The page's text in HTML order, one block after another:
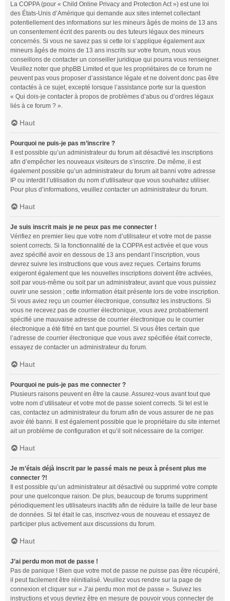
La COPPA (pour « Child Online Privacy and Protection Act ») est une loi
des États-Unis d’Amérique qui demande aux sites internet collectant
potentiellement des informations sur les mineurs âgés de moins de 13 ans
un consentement écrit des parents ou des tuteurs légaux des mineurs
concernés. Si vous ne savez pas si cette loi s’applique également aux
mineurs âgés de moins de 13 ans inscrits sur votre forum, nous vous
conseillons de contacter un conseiller juridique qui pourra vous renseigner.
Veuillez noter que phpBB Limited et que les propriétaires de ce forum ne
peuvent pas vous proposer d’assistance légale et ne doivent donc pas être
contactés à ce sujet, excepté lorsque l’assistance porte sur la question
« Qui dois-je contacter à propos de problèmes d’abus ou d’ordres légaux
liés à ce forum ? ».
Haut
Pourquoi ne puis-je pas m’inscrire ?
Il est possible qu’un administrateur du forum ait désactivé les inscriptions
afin d’empêcher les nouveaux visiteurs de s’inscrire. De même, il est
également possible qu’un administrateur du forum ait banni votre adresse
IP ou interdit l’utilisation du nom d’utilisateur que vous souhaitez utiliser.
Pour plus d’informations, veuillez contacter un administrateur du forum.
Haut
Je suis inscrit mais je ne peux pas me connecter !
Vérifiez en premier lieu que votre nom d’utilisateur et votre mot de passe
soient corrects. Si la fonctionnalité de la COPPA est activée et que vous
avez spécifié avoir en dessous de 13 ans pendant l’inscription, vous
devrez suivre les instructions que vous avez reçues. Certains forums
exigeront également que les nouvelles inscriptions doivent être activées,
soit par vous-même ou soit par un administrateur, avant que vous puissiez
ouvrir une session ; cette information était présente lors de votre inscription.
Si vous aviez reçu un courrier électronique, consultez les instructions. Si
vous ne recevez pas de courrier électronique, vous avez probablement
spécifié une mauvaise adresse de courrier électronique ou le courrier
électronique a été filtré en tant que pourriel. Si vous êtes certain que
l’adresse de courrier électronique que vous avez spécifiée était correcte,
essayez de contacter un administrateur du forum.
Haut
Pourquoi ne puis-je pas me connecter ?
Plusieurs raisons peuvent en être la cause. Assurez-vous avant tout que
votre nom d’utilisateur et votre mot de passe soient corrects. Si tel est le
cas, contactez un administrateur du forum afin de vous assurer de ne pas
avoir été banni. Il est également possible que le propriétaire du site internet
ait un problème de configuration et qu’il soit nécessaire de la corriger.
Haut
Je m’étais déjà inscrit par le passé mais ne peux à présent plus me
connecter ?!
Il est possible qu’un administrateur ait désactivé ou supprimé votre compte
pour une quelconque raison. De plus, beaucoup de forums suppriment
périodiquement les utilisateurs inactifs afin de réduire la taille de leur base
de données. Si tel était le cas, inscrivez-vous de nouveau et essayez de
participer plus activement aux discussions du forum.
Haut
J’ai perdu mon mot de passe !
Pas de panique ! Bien que votre mot de passe ne puisse pas être récupéré,
il peut facilement être réinitialisé. Veuillez vous rendre sur la page de
connexion et cliquer sur « J’ai perdu mon mot de passe ». Suivez les
instructions et vous devriez être en mesure de pouvoir vous connecter de